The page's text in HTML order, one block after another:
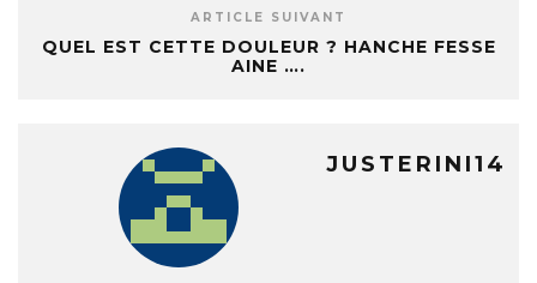
ARTICLE SUIVANT
QUEL EST CETTE DOULEUR ? HANCHE FESSE
AINE ….
JUSTERINI14